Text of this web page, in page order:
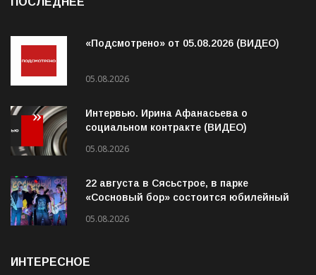
«Подсмотрено» от 05.08.2026 (ВИДЕО)
05.08.2026
Интервью. Ирина Афанасьева о
05.08.2026
22 августа в Сясьстрое, в парке